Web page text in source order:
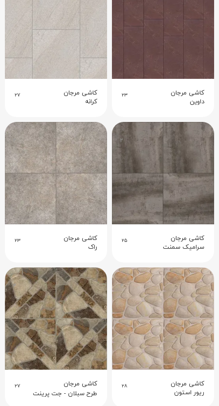
کاشی مرجان ۲۳
داوین
کاشی مرجان ۲۷
کرانه
۲
کاشی مرجان ۲۵
سرامیک سمنت
کاشی مرجان ۲۳
راک
۴
کاشی مرجان ۲۸
ریور استون
۴
کاشی مرجان ۲۷
طرح سبلان - جت پرینت